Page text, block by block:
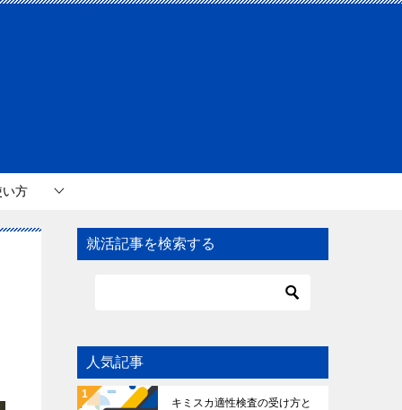
い方
就活記事を検索する
人気記事
キミスカ適性検査の受け方と